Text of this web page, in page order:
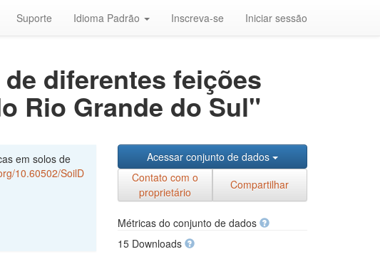
Suporte Idioma Padrão Inscreva-se Iniciar sessão
diferentes feições
Rio Grande do Sul"
em solos de
10.60502/SoilD
Acessar conjunto de dados
Contato com o
proprietário
Compartilhar
Métricas do conjunto de dados
15 Downloads